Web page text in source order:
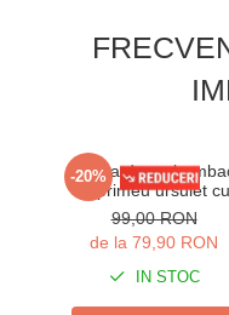
-20%
Pijama dama
imprimeu ursulet cu
inimioare, bej 104
99,00 RON
de la 79,90 RON
IN STOC